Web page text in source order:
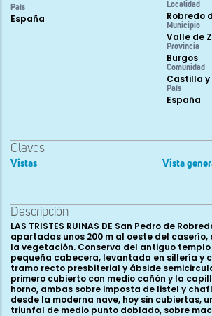
País
España
Localidad
Robredo
Municipio
Valle de
Provincia
Burgos
Comunidad
Castilla y
País
España
Claves
Vistas Vista
Descripción
LAS TRISTES RUINAS DE San Pedro de
apartadas unos 200 m al oeste del caserío,
la vegetación. Conserva del antiguo templo
pequeña cabecera, levantada en sillería y
tramo recto presbiterial y ábside
primero cubierto con medio cañón y la
horno, ambas sobre imposta de listel y
desde la moderna nave, hoy sin cubiertas,
triunfal de medio punto doblado, sobre